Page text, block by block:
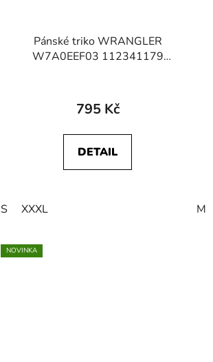
Pánské triko WRANGLER
W7A0EEF03 112341179
795 Kč
DETAIL
S XXXL M
NOVINKA